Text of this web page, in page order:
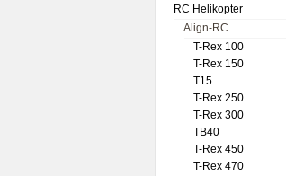
RC Helikopter
Align-RC
T-Rex 100
T-Rex 150
T15
T-Rex 250
T-Rex 300
TB40
T-Rex 450
T-Rex 470